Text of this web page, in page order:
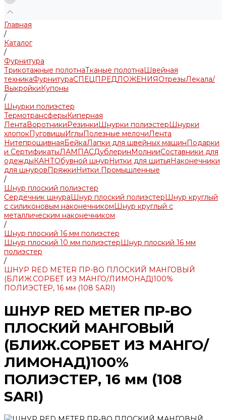
Главная
/
Каталог
/
Фурнитура
Трикотажные полотнаТканые полотнаШвейная
техникаФурнитураСПЕЦПРЕДЛОЖЕНИЯОтрезыЛекала/
ВыкройкиКупоны
/
Шнурки полиэстер
ТермотрансферыКиперная
ЛентаВоротникиРезинкиШнурки полиэстерШнурки
хлопокПуговицыИглыПолезные мелочиЛента
НитепрошивнаяБейкаЛапки для швейных машинПодарки
и СертификатыЛАМПАСДублеринМолнииСоставники для
одеждыКАНТОбувной шнурНитки для шитьяНаконечники
для шнуровПряжкиНитки Промышленные
/
Шнур плоский полиэстер
Сердечник шнураШнур плоский полиэстерШнур круглый
с силиконовым наконечникомШнур круглый с
металлическим наконечником
/
Шнур плоский 16 мм полиэстер
Шнур плоский 10 мм полиэстерШнур плоский 16 мм
полиэстер
/
ШНУР RED METER ПР-ВО ПЛОСКИЙ МАНГОВЫЙ
(БЛИЖ.СОРБЕТ ИЗ МАНГО/ЛИМОНАД)100%
ПОЛИЭСТЕР, 16 мм (108 SARI)
ШНУР RED METER ПР-ВО
ПЛОСКИЙ МАНГОВЫЙ
(БЛИЖ.СОРБЕТ ИЗ МАНГО/
ЛИМОНАД)100%
ПОЛИЭСТЕР, 16 мм (108
SARI)